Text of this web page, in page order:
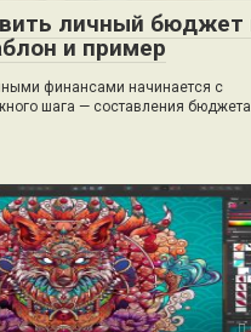
личный бюджет
и пример
финансами начинается с
шага — составления